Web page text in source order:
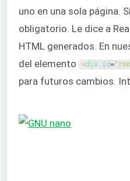
uno en una sola página.
obligatorio. Le dice a
HTML generados. En
del elemento
<div id=
para futuros cambios.